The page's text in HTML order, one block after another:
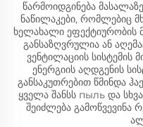
წარმოიდგინება
ნაწილაკები, რომლებიც
ხელახალი ეფექტიურობის
განსაზღვრულია ან
ვენტილაციის სისტემის
ენერგიის აღდგენის
განსაკუთრებით წმინდა
ყველა შანსს пыль და
შეიძლება გამოწვევინა